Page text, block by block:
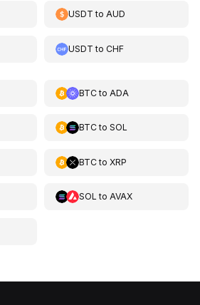
USDT toAUD
USDT toCHF
BTCto ADA
BTCto SOL
BTCto XRP
SOL to AVAX